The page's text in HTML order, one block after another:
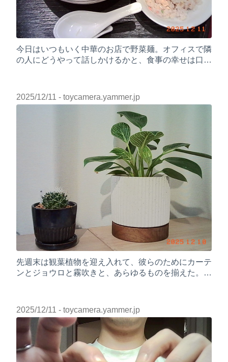
今日はいつもいく中華のお店で野菜麺。オフィスで隣
の人にどうやって話しかけるかと、食事の幸せは口で
2025/12/11 - toycamera.yammer.jp
先週末は観葉植物を迎え入れて、彼らのためにカーテ
ンとジョウロと霧吹きと、あらゆるものを揃えた。す
2025/12/11 - toycamera.yammer.jp